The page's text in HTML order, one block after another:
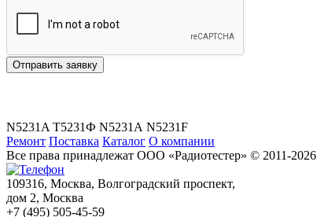
Отправить заявку
N5231A Т5231Ф N5231А N5231F
Ремонт Поставка Каталог О компании
Все права принадлежат ООО «Радиотестер» © 2011-2026
109316, Москва, Волгоградский проспект,
дом 2, Москва
+7 (495) 505-45-59